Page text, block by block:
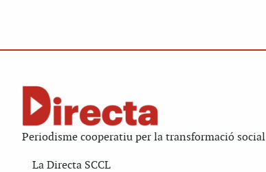
Periodisme cooperatiu per la transformació social
La Directa SCCL